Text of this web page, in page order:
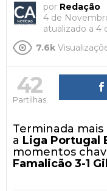
por Redação
4 de
atualizado a 4
7.6k
42
Partilhas
Terminada
a Liga Portugal
momentos
Famalicão 3-1